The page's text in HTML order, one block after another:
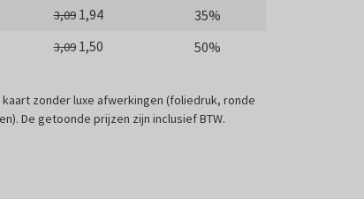
3,09 1,94
35%
3,09 1,50 50%
zonder luxe afwerkingen (foliedruk, ronde
De getoonde prijzen zijn inclusief BTW.